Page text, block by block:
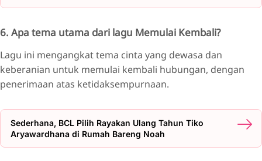
6. Apa tema utama dari lagu Memulai Kembali?
Lagu ini mengangkat tema cinta yang dewasa dan
keberanian untuk memulai kembali hubungan, dengan
penerimaan atas ketidaksempurnaan.
Sederhana, BCL Pilih Rayakan Ulang Tahun Tiko
Aryawardhana di Rumah Bareng Noah